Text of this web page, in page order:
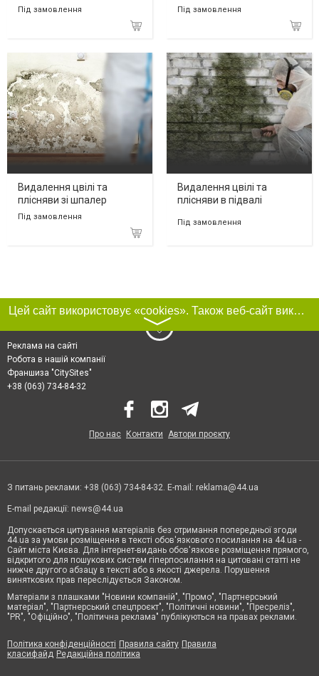
Під замовлення Під замовлення
Видалення цвілі та
плісняви зі шпалер
Під замовлення
Видалення цвілі та
плісняви в підвалі
Під замовлення
Цей сайт використовує «cookies». Також веб-сайт використовує інтернет-сервіс для збору технічних даних стосовно відвідувачів з метою отримання маркетингової та статистичної інформації. Умови обробки даних відвідувачів сайту див.
〉
Реклама на сайті
Робота в нашій компанії
Франшиза "CitySites"
+38 (063) 734-84-32
Про нас Контакти Автори проєкту
З питань реклами: +38 (063) 734-84-32. E-mail: reklama@44.ua
E-mail редакції: news@44.ua
Допускається цитування матеріалів без отримання попередньої згоди
44.ua за умови розміщення в тексті обов'язкового посилання на 44.ua -
Сайт міста Києва. Для інтернет-видань обов'язкове розміщення прямого,
відкритого для пошукових систем гіперпосилання на цитовані статті не
нижче другого абзацу в тексті або в якості джерела. Порушення
виняткових прав переслідується Законом.
Матеріали з плашками "Новини компаній", "Промо", "Партнерський
матеріал", "Партнерський спецпроєкт", "Політичні новини", "Пресреліз",
"PR", "Офіційно", "Політична реклама" публікуються на правах реклами.
Політика конфіденційності Правила сайту Правила
класифайд Редакційна політика